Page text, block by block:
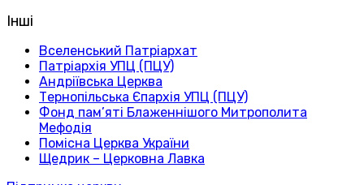
Інші
Вселенський Патріархат
Патріархія УПЦ (ПЦУ)
Андріївська Церква
Тернопільська Єпархія УПЦ (ПЦУ)
Фонд пам’яті Блаженнішого Митрополита
Мефодія
Помісна Церква України
Щедрик – Церковна Лавка